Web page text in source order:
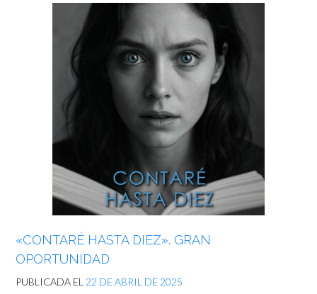
«CONTARÉ HASTA DIEZ». GRAN
OPORTUNIDAD
PUBLICADA EL 22 DE ABRIL DE 2025